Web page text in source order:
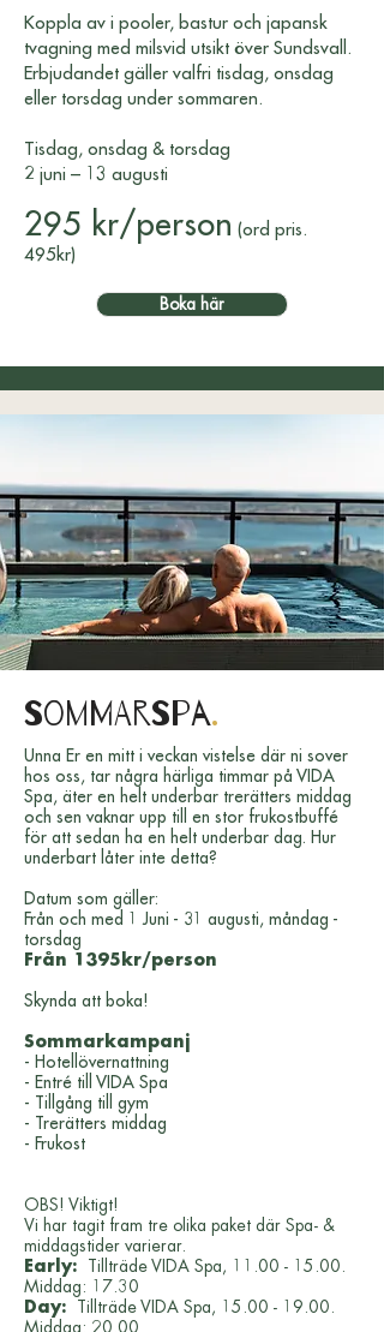
Koppla av i pooler, bastur och japansk
tvagning med milsvid utsikt över Sundsvall.
Erbjudandet gäller valfri tisdag, onsdag
eller torsdag under sommaren.
Tisdag, onsdag & torsdag
2 juni – 13 augusti
295 kr/person (ord pris.
495kr)
Boka här
Sommarspa.
Unna Er en mitt i veckan vistelse där ni sover
hos oss, tar några härliga timmar på VIDA
Spa, äter en helt underbar trerätters middag
och sen vaknar upp till en stor frukostbuffé
för att sedan ha en helt underbar dag. Hur
underbart låter inte detta?
Datum som gäller:
Från och med 1 Juni - 31 augusti, måndag -
torsdag
Från 1395kr/person
Skynda att boka!
Sommarkampanj
- Hotellövernattning
- Entré till VIDA Spa
- Tillgång till gym
- Trerätters middag
- Frukost
OBS! Viktigt!
Vi har tagit fram tre olika paket där Spa- &
middagstider varierar.
Early:
Tillträde VIDA Spa, 11.00 - 15.00
Middag: 17.30
Day:
Tillträde VIDA Spa, 15.00 - 19.00
Middag: 20.00